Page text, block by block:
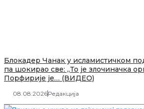
Блокадер Чанак у исламистичком
па шокирао све: „То је злочиначка
Порфирије је… (ВИДЕО)
08.08.2026Редакција